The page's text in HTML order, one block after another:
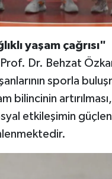
yaşam çağrısı"
Prof. Dr. Behzat
sporla
bilincinin
etkileşimin